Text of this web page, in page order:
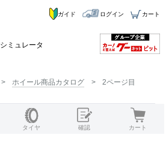
シミュレータ
ガイド ログイン カート
ホイール商品カタログ 2ページ目
タイヤ 確認 カート